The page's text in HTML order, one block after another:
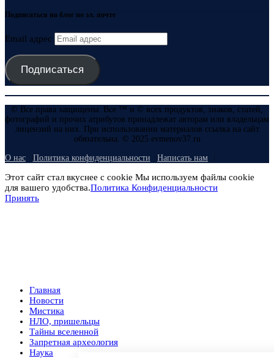
Подписаться на блог по эл. почте
Email адрес
Подписаться
© Все права защищены. Все ™ и © всех продуктов, знаков, статей,
фотографий и прочих атрибутов принадлежат авторам или владельцам
лицензий на них. При использовании материалов ссылка на сайт
обязательна. © 2025 evmenov37.ru
О нас Политика конфиденциальности Написать нам
Этот сайт стал вкуснее с cookie Мы используем файлы cookie
для вашего удобства.Политика Конфиденциальности
Принять
Главная
Новости
Мистика
НЛО, пришельцы
Тайны вселенной
Запретная археология
Наука